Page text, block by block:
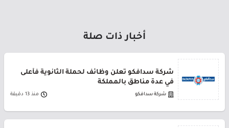
أخبار ذات صلة
شركة سدافكو تعلن وظائف لحملة الثانوية فأعلى
في عدة مناطق بالمملكة
شركة سدافكو منذ 13 دقيقة